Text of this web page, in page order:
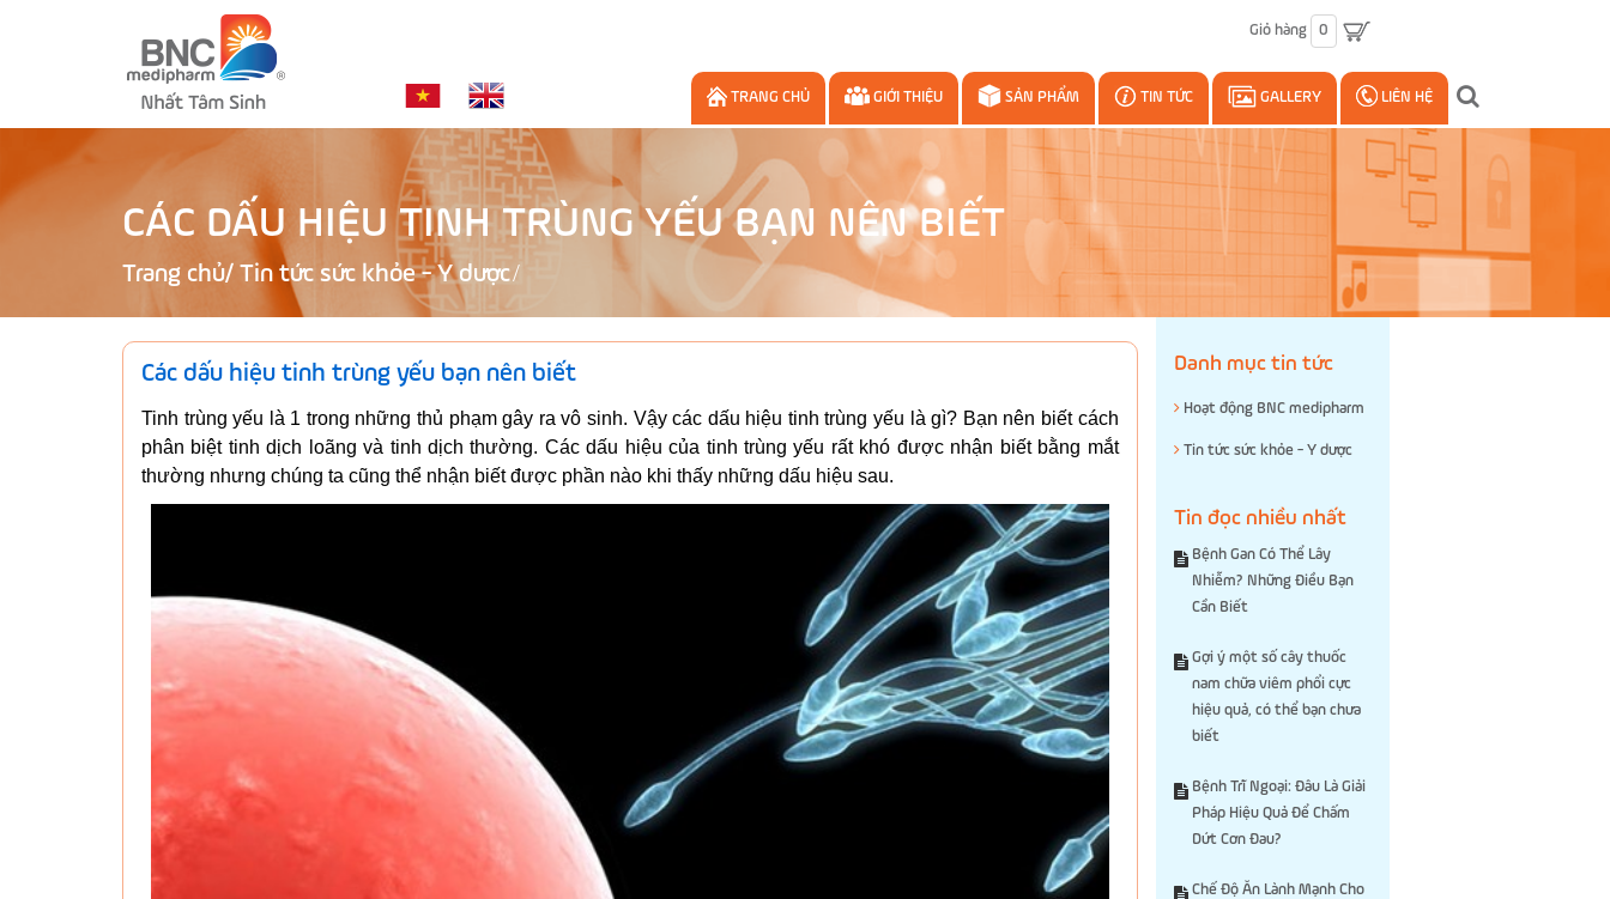
Giỏ hàng 0
TRANG CHỦ GIỚI THIỆU SẢN PHẨM TIN TỨC GALLERY LIÊN HỆ
CÁC DẤU HIỆU TINH TRÙNG YẾU BẠN NÊN BIẾT
Trang chủ/ Tin tức sức khỏe - Y dược
Các dấu hiệu tinh trùng yếu bạn nên biết
Tinh trùng yếu là 1 trong những thủ phạm gây ra vô sinh. Vậy các dấu hiệu tinh trùng yếu là gì? Bạn nên biết cách
phân biệt tinh dịch loãng và tinh dịch thường. Các dấu hiệu của tinh trùng yếu rất khó được nhận biết bằng mắt
thường nhưng chúng ta cũng thể nhận biết được phần nào khi thấy những dấu hiệu sau.
Danh mục tin tức
Hoạt động BNC medipharm
Tin tức sức khỏe - Y dược
Tin đọc nhiều nhất
Bệnh Gan Có Thể Lây
Nhiễm? Những Điều Bạn
Cần Biết
Gợi ý một số cây thuốc
nam chữa viêm phổi cực
hiệu quả, có thể bạn chưa
biết
Bệnh Trĩ Ngoại: Đâu Là Giải
Pháp Hiệu Quả Để Chấm
Dứt Cơn Đau?
Chế Độ Ăn Lành Mạnh Cho